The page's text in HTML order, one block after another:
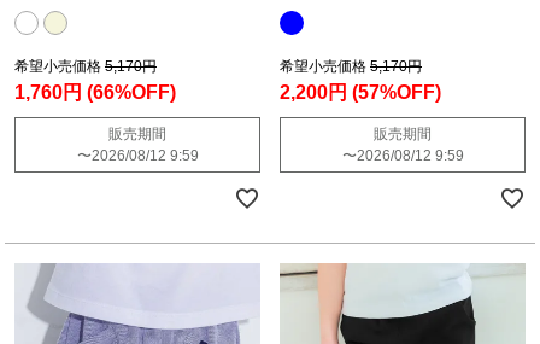
希望小売価格 5,170円
1,760円 (66%OFF)
販売期間
〜2026/08/12 9:59
希望小売価格 5,170円
2,200円 (57%OFF)
販売期間
〜2026/08/12 9:59